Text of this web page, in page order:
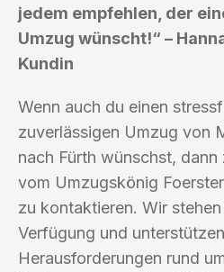
jedem empfehlen, der
Umzug wünscht!“ –
Kundin
Wenn auch du einen
zuverlässigen Umzug von
nach Fürth wünschst,
vom Umzugskönig
zu kontaktieren. Wir
Verfügung und
Herausforderungen rund